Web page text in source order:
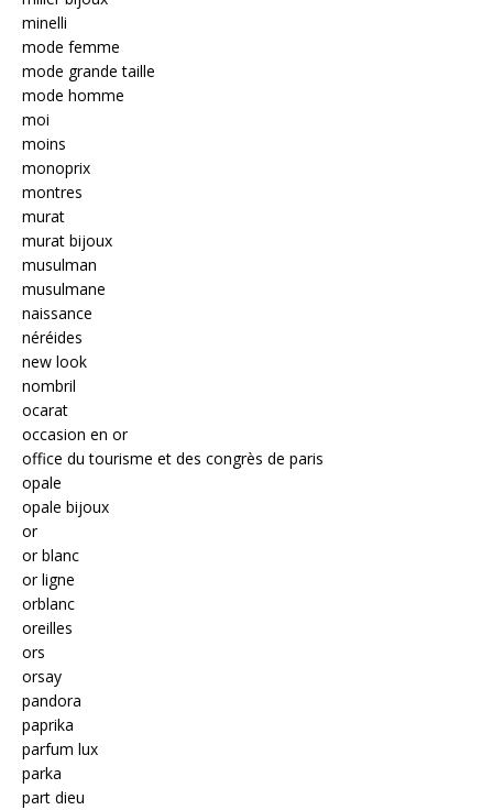
minelli
mode femme
mode grande taille
mode homme
moi
moins
monoprix
montres
murat
murat bijoux
musulman
musulmane
naissance
néréides
new look
nombril
ocarat
occasion en or
office du tourisme et des congrès de paris
opale
opale bijoux
or
or blanc
or ligne
orblanc
oreilles
ors
orsay
pandora
paprika
parfum lux
parka
part dieu